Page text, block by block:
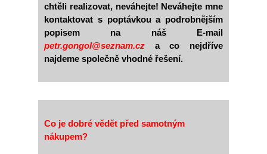
chtěli realizovat, neváhejte! Neváhejte mne
kontaktovat s poptávkou a podrobnějším
popisem na náš E-mail
petr.gongol@seznam.cz a co nejdříve
najdeme společně vhodné řešení.
Co je dobré vědět před samotným
nákupem?